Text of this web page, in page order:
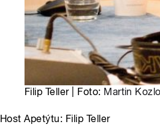
Filip Teller | Foto: Martin
Host Apetýtu: Filip Teller